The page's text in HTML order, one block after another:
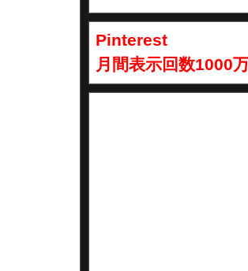
Pinterest
月間表示回数1000